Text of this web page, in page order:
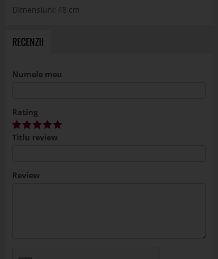
Dimensiuni: 48 cm
RECENZII
Numele meu
Rating
Titlu review
Review